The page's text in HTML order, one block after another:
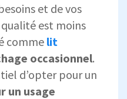
et de vos
est moins
comme lit
occasionnel.
d’opter pour un
un usage